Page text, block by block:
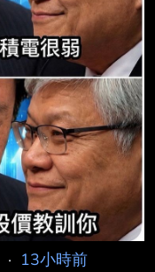
· 13小時前